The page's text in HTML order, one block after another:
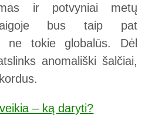
ir potvyniai metų
bus taip pat
ne tokie globalūs. Dėl
anomališki šalčiai,
– ką daryti?